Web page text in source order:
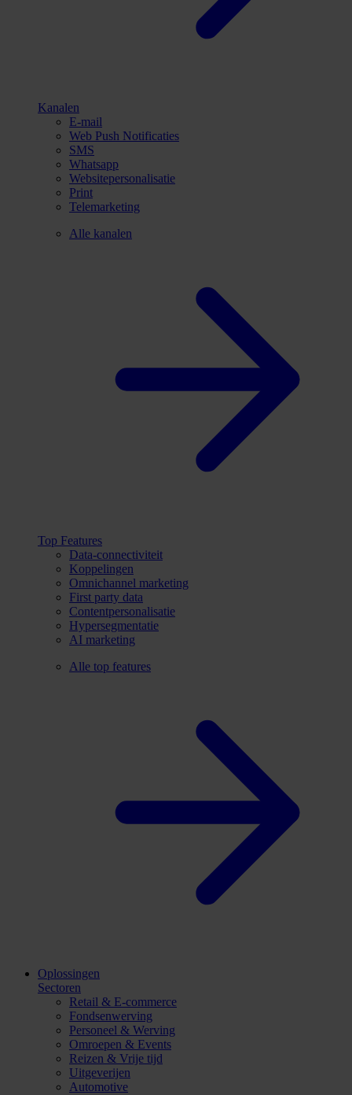
Kanalen
E-mail
Web Push Notificaties
SMS
Whatsapp
Websitepersonalisatie
Print
Telemarketing
Alle kanalen
Top Features
Data-connectiviteit
Koppelingen
Omnichannel marketing
First party data
Contentpersonalisatie
Hypersegmentatie
AI marketing
Alle top features
Oplossingen
Sectoren
Retail & E-commerce
Fondsenwerving
Personeel & Werving
Omroepen & Events
Reizen & Vrije tijd
Uitgeverijen
Automotive